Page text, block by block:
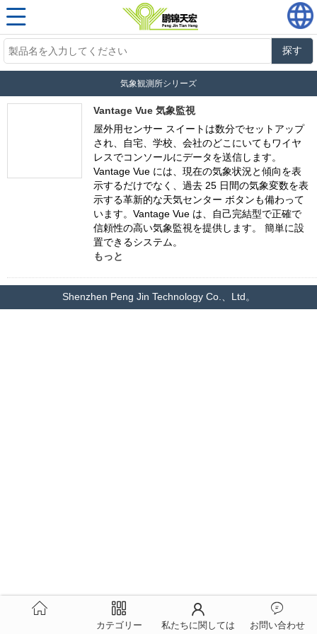
探す
気象観測所シリーズ
Vantage Vue 気象監視
屋外用センサー スイートは数分でセットアップ
され、自宅、学校、会社のどこにいてもワイヤ
レスでコンソールにデータを送信します。
Vantage Vue には、現在の気象状況と傾向を表
示するだけでなく、過去 25 日間の気象変数を表
示する革新的な天気センター ボタンも備わって
います。Vantage Vue は、自己完結型で正確で
信頼性の高い気象監視を提供します。 簡単に設
置できるシステム。
もっと
Shenzhen Peng Jin Technology Co.、Ltd。
カテゴリー 私たちに関しては お問い合わせ